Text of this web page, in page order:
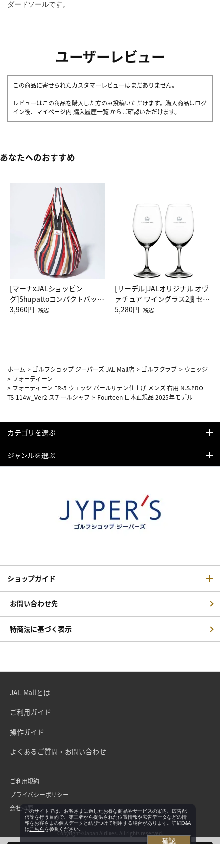
ダードソールです。
ユーザーレビュー
この商品に寄せられたカスタマーレビューはまだありません。
レビューはこの商品を購入した方のみ投稿いただけます。購入商品はログ
イン後、マイページ内 購入履歴一覧 からご確認いただけます。
あなたへのおすすめ
[マーナxJALショッピン
グ]Shupattoコンパクトバッグ
Drop JAL客室乗務員（LC）ス
3,960円 （税込）
[リーデル]JALオリジナル オヴ
ァチュア ワイングラス2脚セッ
ト（レッドワイン）
5,280円 （税込）
ホーム > ゴルフショップ ジーパーズ JAL Mall店 > ゴルフクラブ > ウェッジ
> フォーティーン
> フォーティーン FR-5 ウェッジ パールサテン仕上げ メンズ 右用 N.S.PRO
TS-114w_Ver2 スチールシャフト Fourteen 日本正規品 2025年モデル
カテゴリを選ぶ
ジャンルを選ぶ
ショップガイド
お問い合わせ先
特商法に基づく表示
JAL Mallとは
ご利用ガイド
操作ガイド
よくあるご質問・お問い合わせ
ご利用規約
プライバシーポリシー
会社概要
Copyright©Japan Airlines. All rights reserved.
このサイトでは、お客さまに適したお得な商品やサービスの案内、広告配
信等を行う目的で、第三者から提供された位置情報や広告データなどの情
報をお客さまの個人データと結びつけて利用する場合があります。詳細Q&A
は こちらを参照ください。
確認